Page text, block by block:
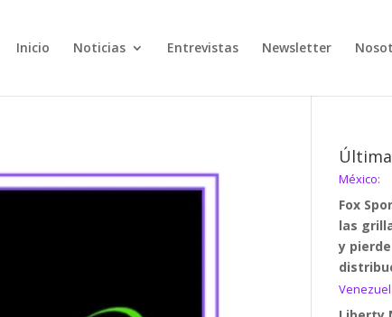
Inicio Noticias Entrevistas Newsletter
México:
Fox
las
y